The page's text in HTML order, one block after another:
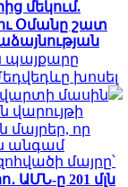
մեկում.
Օմանը շատ
պայքարը
խոսել
մասին
վարույթի
մայրեր, որ
անգամ
մայրը՝
ԱՄՆ-ը 201 մլն